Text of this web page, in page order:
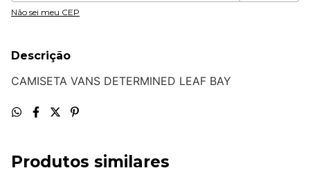
Não sei meu CEP
Descrição
CAMISETA VANS DETERMINED LEAF BAY
Produtos similares